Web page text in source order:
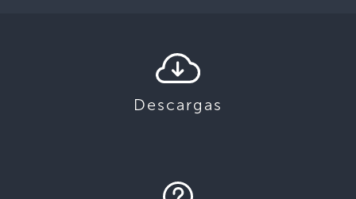
Descargas